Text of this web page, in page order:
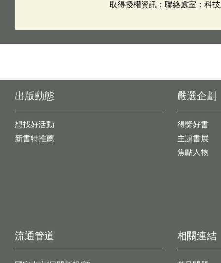
取得授權資訊：聯絡處室：科
出版動態
想找好活動
新書特推薦
嚴選企劃
得獎好書
主題書展
焦點人物
流通管道 相關連結